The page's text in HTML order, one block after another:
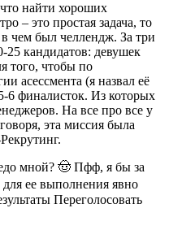
найти хороших
– это простая задача, то
чем был челлендж. За три
кандидатов: девушек
того, чтобы по
асессмента (я назвал её
6 финалисток. Из которых
На все про все у
эта миссия была
мной? 🤠 Пфф, я бы за
для ее выполнения явно
Переголосовать